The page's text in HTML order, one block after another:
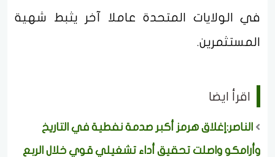
في الولايات المتحدة عاملا آخر يثبط شهية
المستثمرين.
اقرأ ايضا
الناصر:إغلاق هرمز أكبر صدمة نفطية في التاريخ
وأرامكو واصلت تحقيق أداء تشغيلي قوي خلال الربع